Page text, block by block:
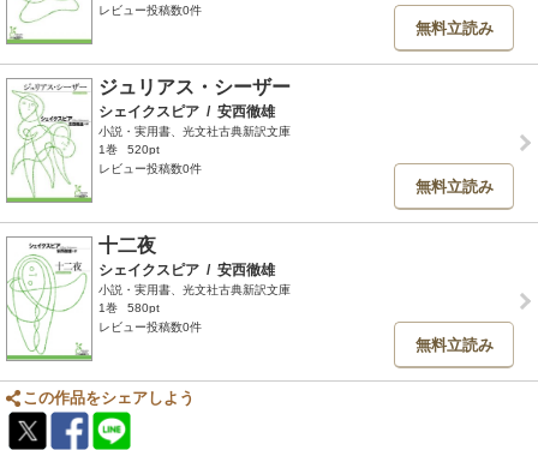
レビュー投稿数0件
無料立読み
ジュリアス・シーザー
シェイクスピア / 安西徹雄
小説・実用書、光文社古典新訳文庫
1巻
520pt
レビュー投稿数0件
無料立読み
十二夜
シェイクスピア / 安西徹雄
小説・実用書、光文社古典新訳文庫
1巻
580pt
レビュー投稿数0件
無料立読み
この作品をシェアしよう